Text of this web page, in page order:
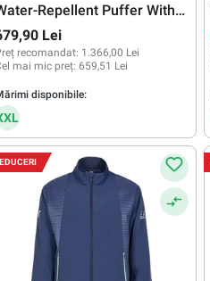
Repellent Puffer With
Trims - light/pastel
Lei
recomandat: 1.366,00 Lei
mai mic preț: 659,51 Lei
disponibile: